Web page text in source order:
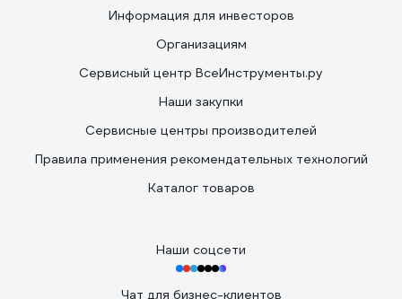
Информация для инвесторов
Организациям
Сервисный центр ВсеИнструменты.ру
Наши закупки
Сервисные центры производителей
Правила применения рекомендательных технологий
Каталог товаров
Наши соцсети
Чат для бизнес-клиентов